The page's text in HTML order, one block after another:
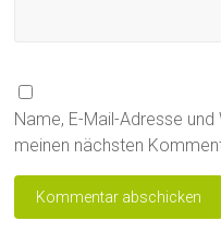
Name, E-Mail-Adresse
meinen nächsten